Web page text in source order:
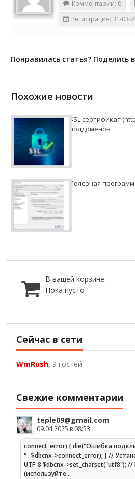
Комментарии: 0
Регистрация: 31-03-
Понравилась статья? Поделись
Похожие новости
SSL сертификат
поддоменов
Полезная
В вашей корзине:
Пока пусто
Сейчас в сети
WmRush, 9 гостей
Свежие комментарии
teple09@gmail.com
09.04.2025 в 08:53
connect_error) { die("Ошибка
" . $dbcnx->connect_error); } //
UTF-8 $dbcnx->set_charset("utf8");
(используйте…